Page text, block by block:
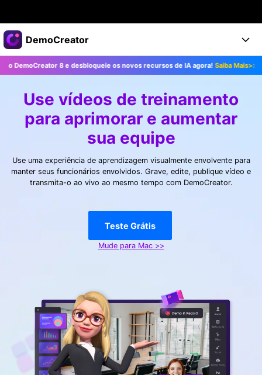
Produtos em destaque
Criatividade digital com IA generativa
Utilitários
Negócios
Soluções
Sobre nós
Sala de imprensa
Suporte
DemoCreator
Produtos
Produtos
Recursos
Todos os recursos >
IA
Recursos de IA
Dicas de IA
Todos os recursos de IA >
Soluções
Blog
Central de Ajuda
Começe a Usar
8 e desbloqueie os novos recursos de IA agora!Saiba Mais>>
Use vídeos de treinamento
para aprimorar e aumentar
sua equipe
Use uma experiência de aprendizagem visualmente envolvente para
manter seus funcionários envolvidos. Grave, edite, publique vídeo e
transmita-o ao vivo ao mesmo tempo com DemoCreator.
Teste Grátis
Mude para Mac >>